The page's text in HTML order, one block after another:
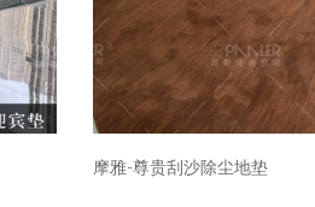
摩雅-尊贵刮沙除尘地垫